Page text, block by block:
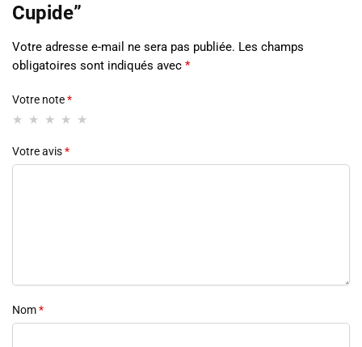
Cupide”
Votre adresse e-mail ne sera pas publiée. Les champs
obligatoires sont indiqués avec *
Votre note*
Votre avis*
Nom*